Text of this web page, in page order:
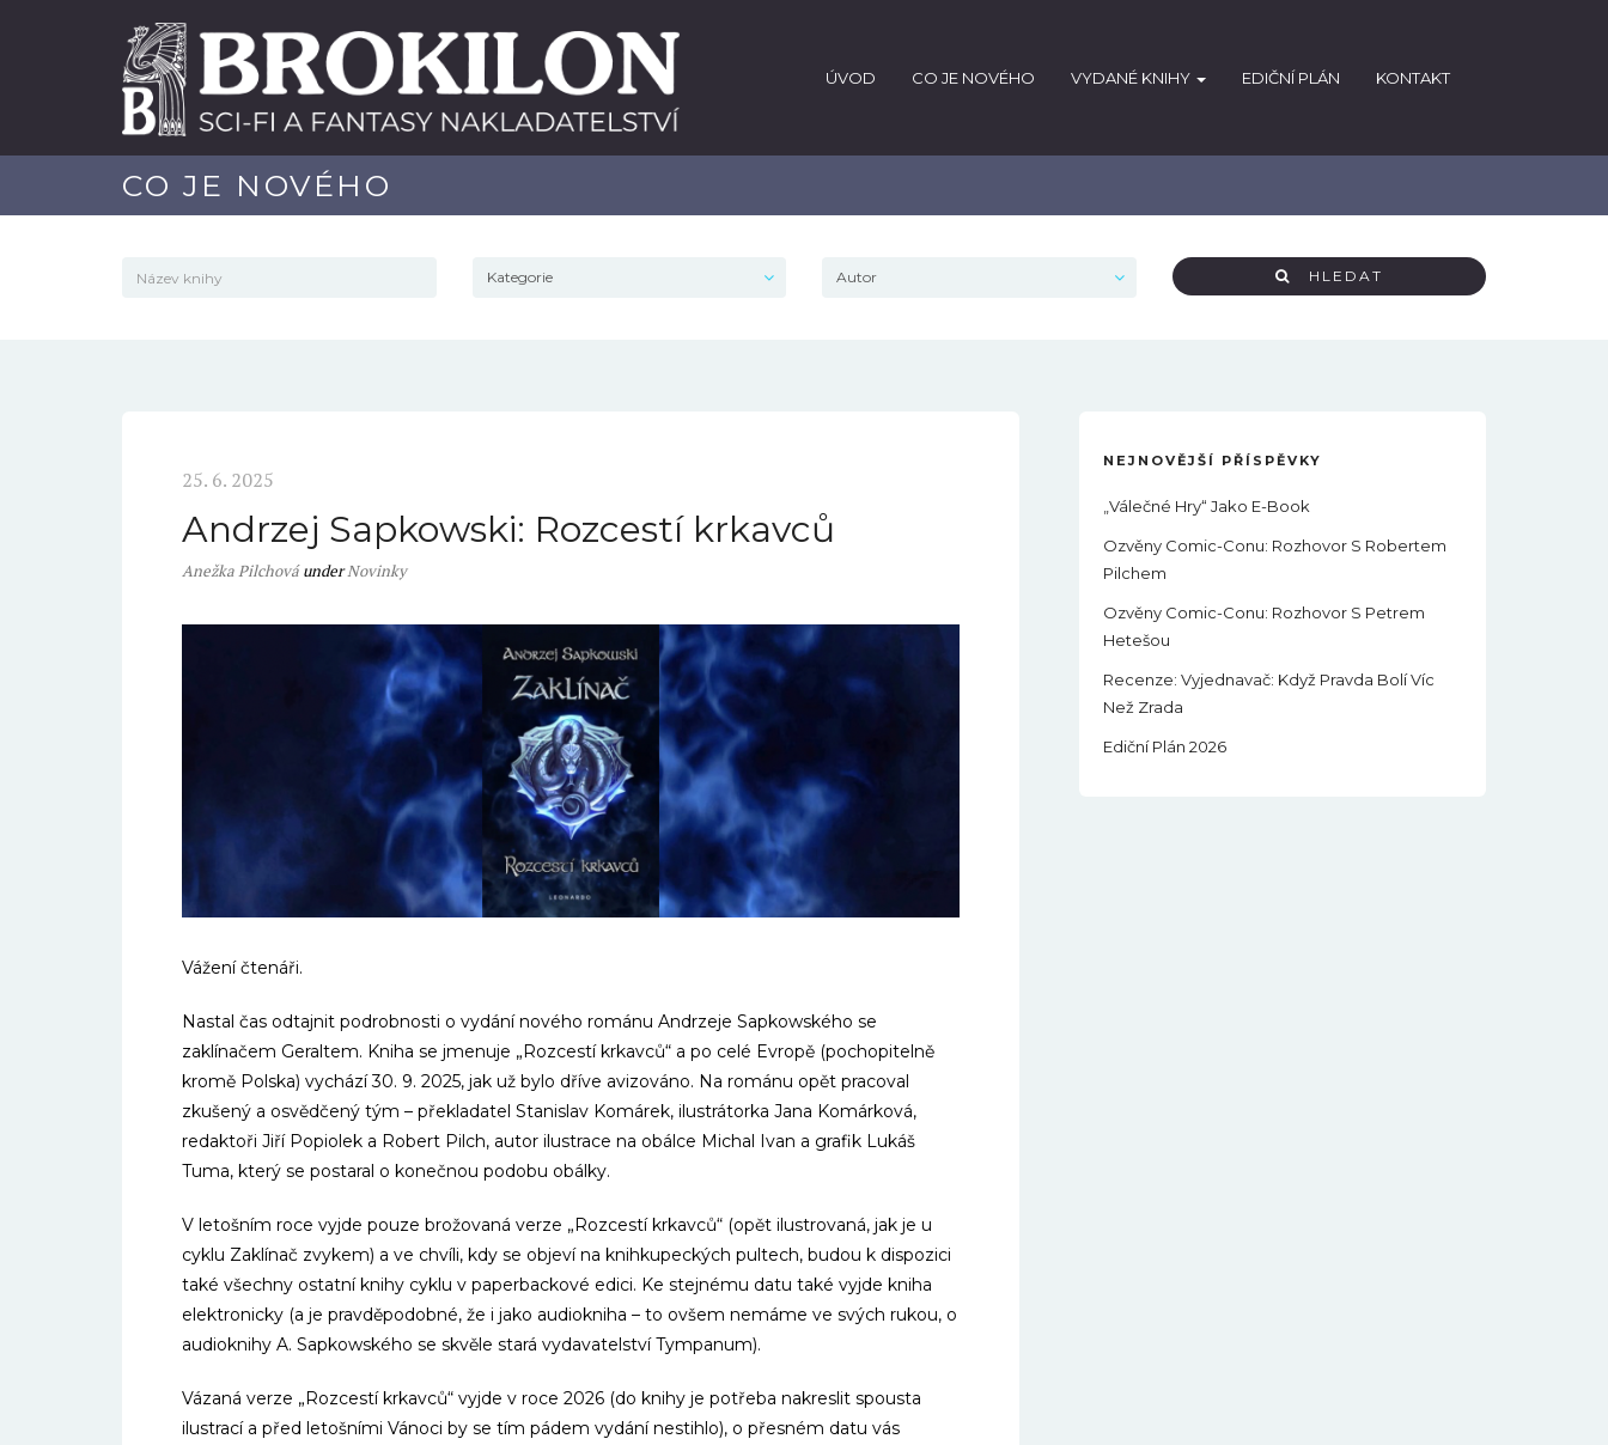
ÚVOD CO JE NOVÉHO VYDANÉ KNIHY EDIČNÍ PLÁN KONTAKT
CO JE NOVÉHO
HLEDAT
25. 6. 2025
Andrzej Sapkowski: Rozcestí krkavců
Anežka Pilchová underNovinky
Vážení čtenáři.
Nastal čas odtajnit podrobnosti o vydání nového románu Andrzeje Sapkowského se
zaklínačem Geraltem. Kniha se jmenuje „Rozcestí krkavců“ a po celé Evropě (pochopitelně
kromě Polska) vychází 30. 9. 2025, jak už bylo dříve avizováno. Na románu opět pracoval
zkušený a osvědčený tým – překladatel Stanislav Komárek, ilustrátorka Jana Komárková,
redaktoři Jiří Popiolek a Robert Pilch, autor ilustrace na obálce Michal Ivan a grafik Lukáš
Tuma, který se postaral o konečnou podobu obálky.
V letošním roce vyjde pouze brožovaná verze „Rozcestí krkavců“ (opět ilustrovaná, jak je u
cyklu Zaklínač zvykem) a ve chvíli, kdy se objeví na knihkupeckých pultech, budou k dispozici
také všechny ostatní knihy cyklu v paperbackové edici. Ke stejnému datu také vyjde kniha
elektronicky (a je pravděpodobné, že i jako audiokniha – to ovšem nemáme ve svých rukou, o
audioknihy A. Sapkowského se skvěle stará vydavatelství Tympanum).
Vázaná verze „Rozcestí krkavců“ vyjde v roce 2026 (do knihy je potřeba nakreslit spousta
ilustrací a před letošními Vánoci by se tím pádem vydání nestihlo), o přesném datu vás
NEJNOVĚJŠÍ PŘÍSPĚVKY
„Válečné Hry“ Jako E-Book
Ozvěny Comic-Conu: Rozhovor S Robertem
Pilchem
Ozvěny Comic-Conu: Rozhovor S Petrem
Hetešou
Recenze: Vyjednavač: Když Pravda Bolí Víc
Než Zrada
Ediční Plán 2026